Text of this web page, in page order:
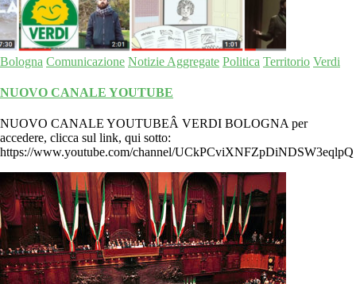
Bologna Comunicazione Notizie Aggregate Politica Territorio Verdi
NUOVO CANALE YOUTUBE
NUOVO CANALE YOUTUBEÂ VERDI BOLOGNA per
accedere, clicca sul link, qui sotto:
https://www.youtube.com/channel/UCkPCviXNFZpDiNDSW3eqlpQ